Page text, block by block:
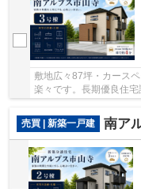
敷地広々87坪・カース
楽々です。長期優良住
売買 | 新築一戸建
南アルプ